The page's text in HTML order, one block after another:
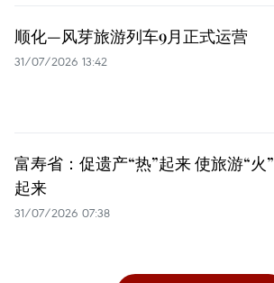
顺化—风芽旅游列车9月正式运营
31/07/2026 13:42
富寿省：促遗产“热”起来 使旅游“火”
起来
31/07/2026 07:38